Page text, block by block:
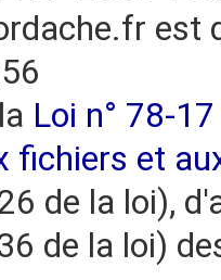
est
Loi n° 78-
fichiers et
de la loi),
de la loi)